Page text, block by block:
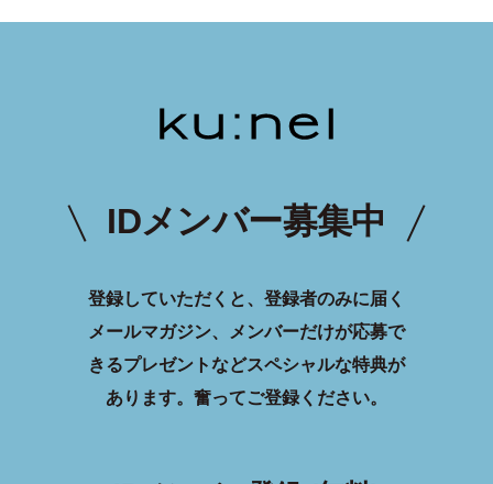
IDメンバー募集中
登録していただくと、登録者のみに届く
メールマガジン、メンバーだけが応募で
きるプレゼントなどスペシャルな特典が
あります。 奮ってご登録ください。